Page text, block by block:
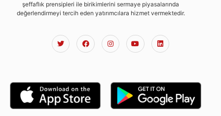
şeffaflık prensipleri ile birikimlerini sermaye piyasalarında
değerlendirmeyi tercih eden yatırımcılara hizmet vermektedir.